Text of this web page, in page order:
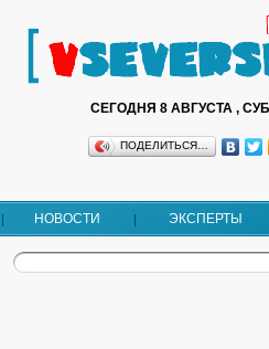
СЕГОДНЯ 8 АВГУСТА ,
ПОДЕЛИТЬСЯ…
НОВОСТИ ЭКСПЕРТЫ